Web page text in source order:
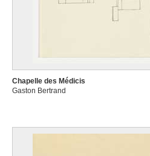
Chapelle des Médicis
Gaston Bertrand